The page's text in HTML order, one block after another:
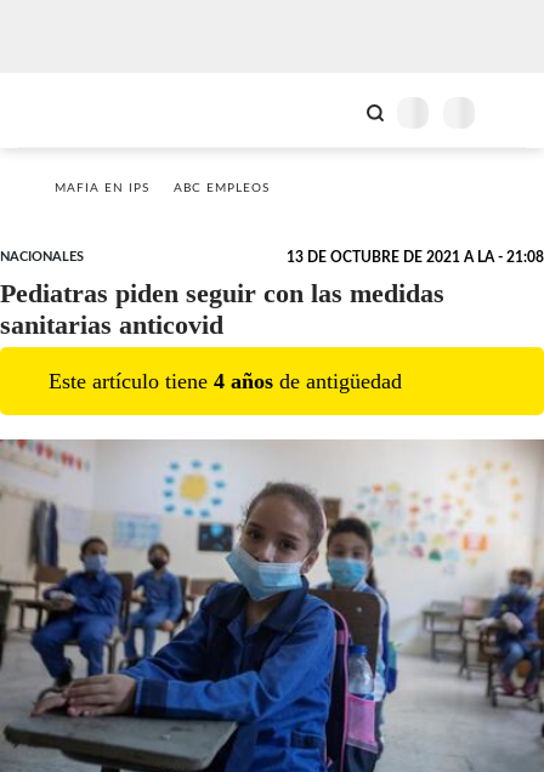
MAFIA EN IPS ABC EMPLEOS
NACIONALES 13 DE OCTUBRE DE 2021 A LA - 21:08
Pediatras piden seguir con las medidas
sanitarias anticovid
Este artículo tiene 4 años de antigüedad